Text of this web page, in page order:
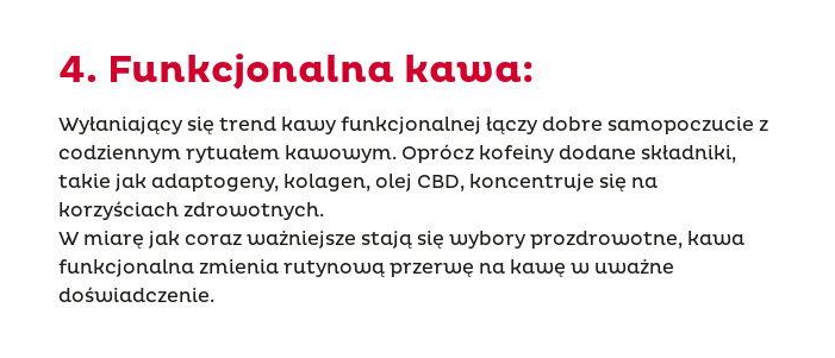
4. Funkcjonalna kawa:
Wyłaniający się trend kawy funkcjonalnej łączy dobre samopoczucie z
codziennym rytuałem kawowym. Oprócz kofeiny dodane składniki,
takie jak adaptogeny, kolagen, olej CBD, koncentruje się na
korzyściach zdrowotnych.
W miarę jak coraz ważniejsze stają się wybory prozdrowotne, kawa
funkcjonalna zmienia rutynową przerwę na kawę w uważne
doświadczenie.